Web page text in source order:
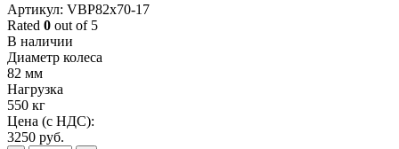
Артикул: VBP82x70-17
Rated 0 out of 5
В наличии
Диаметр колеса
82 мм
Нагрузка
550 кг
Цена (с НДС):
3250 руб.